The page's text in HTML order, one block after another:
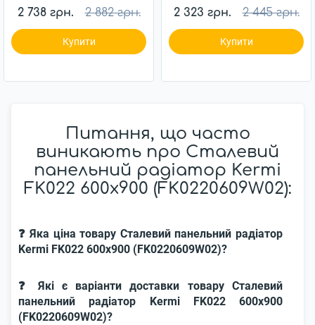
2 738 грн. 2 882 грн.
Купити
2 323 грн. 2 445 грн.
Купити
Питання, що часто
виникають про Сталевий
панельний радіатор Kermi
FK022 600x900 (FK0220609W02):
❓ Яка ціна товару Сталевий панельний радіатор
Kermi FK022 600x900 (FK0220609W02)?
❓ Які є варіанти доставки товару Сталевий
панельний радіатор Kermi FK022 600x900
(FK0220609W02)?